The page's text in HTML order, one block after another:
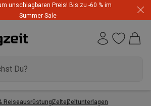
unschlagbaren Preis! Bis zu -60 % im
Summer Sale
ReiseausrüstungZelteZeltunterlagen